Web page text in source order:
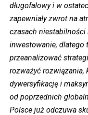
długofalowy i w
zapewniały zwrot na
czasach niestabilności
inwestowanie, dlatego
przeanalizować
rozważyć rozwiązania,
dywersyfikację i
od poprzednich
Polsce już odczuwa